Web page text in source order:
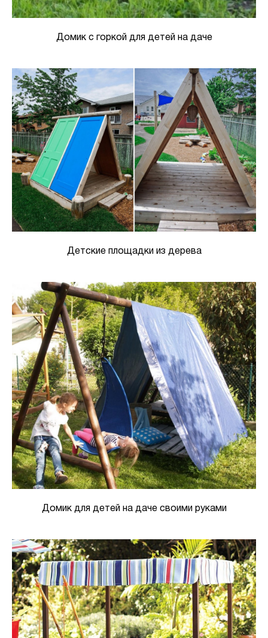
Домик с горкой для детей на даче
Детские площадки из дерева
Домик для детей на даче своими руками